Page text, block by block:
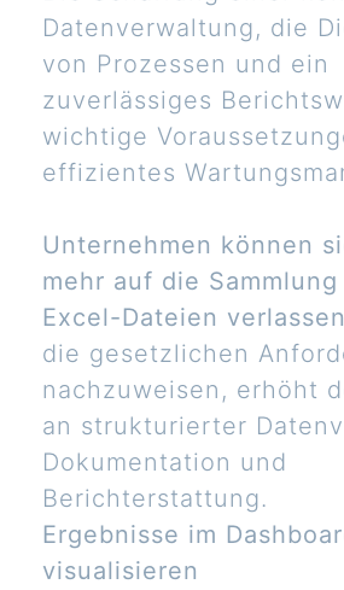
Datenverwaltung, die
von Prozessen und ein
zuverlässiges
wichtige
effizientes
Unternehmen können
mehr auf die
Excel-Dateien
die gesetzlichen
nachzuweisen, erhöht
an strukturierter
Dokumentation und
Berichterstattung.
Ergebnisse im
visualisieren